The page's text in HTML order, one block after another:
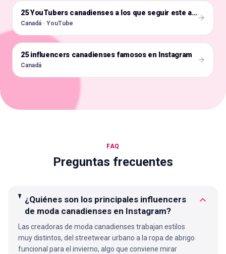
🇨🇦 25 YouTubers canadienses a los que seguir este año
Canadá · YouTube
🇨🇦
25 influencers canadienses famosos en Instagram
Canadá
FAQ
Preguntas frecuentes
¿Quiénes son los principales influencers
de moda canadienses en Instagram?
Las creadoras de moda canadienses trabajan estilos
muy distintos, del streetwear urbano a la ropa de abrigo
funcional para el invierno, algo que conviene mirar